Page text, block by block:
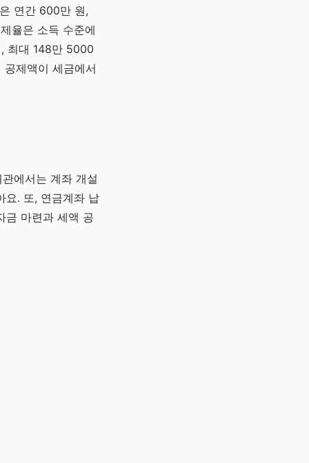
연간 600만 원,
율은 소득 수준에
최대 148만 5000
제액이 세금에서
에서는 계좌 개설
요. 또, 연금계좌 납
금 마련과 세액 공